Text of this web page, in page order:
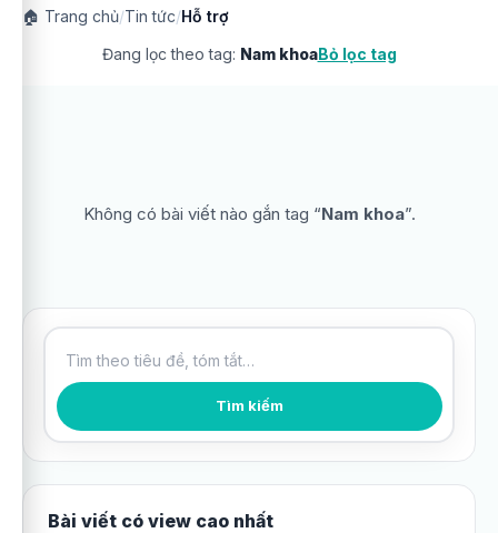
🏠 Trang chủ/Tin tức/Hỗ trợ
Đang lọc theo tag: Nam khoaBỏ lọc tag
Không có bài viết nào gắn tag “Nam khoa”.
Tìm kiếm bài viết Tìm kiếm
Bài viết có view cao nhất